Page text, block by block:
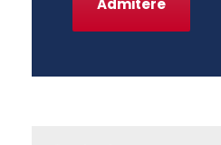
Admitere